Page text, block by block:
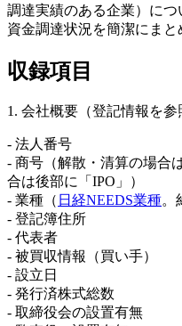
調達実績のある企業）に
資金調達状況を簡潔にまと
収録項目
1. 会社概要（登記情報を参
- 法人番号
- 商号（解散・清算の場合
合は後部に「IPO」）
- 業種（ 日経NEEDS業種。
- 登記簿住所
- 代表者
- 被買収情報（買い手）
- 設立日
- 発行済株式総数
- 取締役会の設置有無